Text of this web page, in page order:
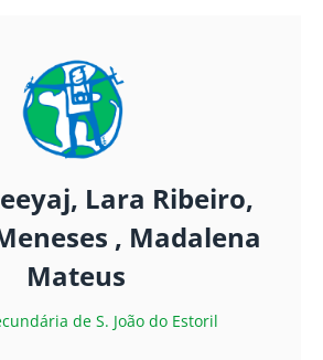
Lara Ribeiro,
, Madalena
Mateus
de S. João do Estoril